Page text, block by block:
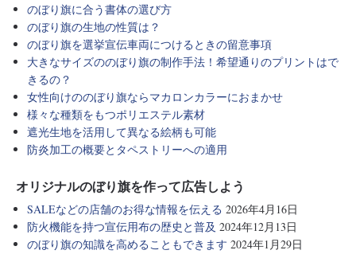
のぼり旗に合う書体の選び方
のぼり旗の生地の性質は？
のぼり旗を選挙宣伝車両につけるときの留意事項
大きなサイズののぼり旗の制作手法！希望通りのプリントはで
きるの？
女性向けののぼり旗ならマカロンカラーにおまかせ
様々な種類をもつポリエステル素材
遮光生地を活用して異なる絵柄も可能
防炎加工の概要とタペストリーへの適用
オリジナルのぼり旗を作って広告しよう
SALEなどの店舗のお得な情報を伝える 2026年4月16日
防火機能を持つ宣伝用布の歴史と普及 2024年12月13日
のぼり旗の知識を高めることもできます 2024年1月29日